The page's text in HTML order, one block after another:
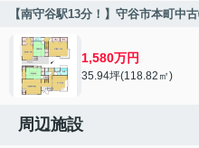
【南守谷駅13分！】守谷市本町中
1,580万円
35.94坪(118.82㎡)
周辺施設